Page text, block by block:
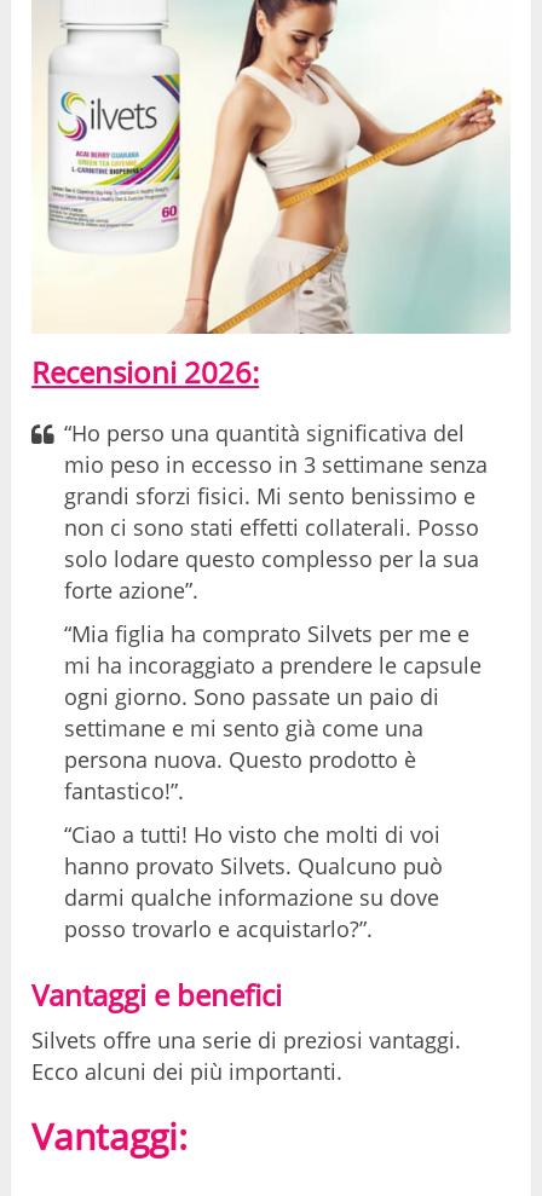
Recensioni 2026:
“Ho perso una quantità significativa del
mio peso in eccesso in 3 settimane senza
grandi sforzi fisici. Mi sento benissimo e
non ci sono stati effetti collaterali. Posso
solo lodare questo complesso per la sua
forte azione”.
“Mia figlia ha comprato Silvets per me e
mi ha incoraggiato a prendere le capsule
ogni giorno. Sono passate un paio di
settimane e mi sento già come una
persona nuova. Questo prodotto è
fantastico!”.
“Ciao a tutti! Ho visto che molti di voi
hanno provato Silvets. Qualcuno può
darmi qualche informazione su dove
posso trovarlo e acquistarlo?”.
Vantaggi e benefici
Silvets offre una serie di preziosi vantaggi.
Ecco alcuni dei più importanti.
Vantaggi: